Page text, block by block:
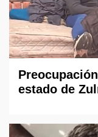
estado de